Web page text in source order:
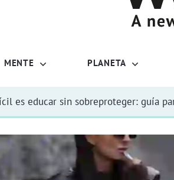
MENTE PLANETA
es educar sin sobreproteger: guía